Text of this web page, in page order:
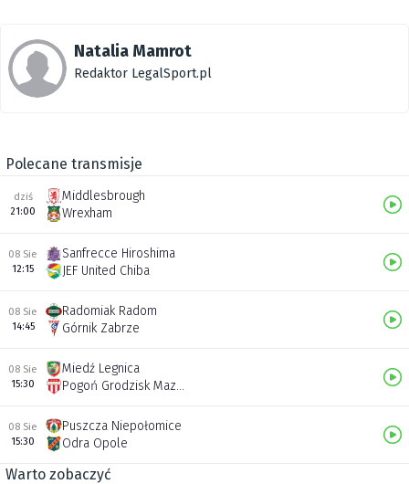
Natalia Mamrot
Redaktor LegalSport.pl
Polecane transmisje
dziś
21:00
Middlesbrough
Wrexham
08 Sie
12:15
Sanfrecce Hiroshima
JEF United Chiba
08 Sie
14:45
Radomiak Radom
Górnik Zabrze
08 Sie
15:30
Miedź Legnica
Pogoń Grodzisk Mazowiecki
08 Sie
15:30
Puszcza Niepołomice
Odra Opole
Warto zobaczyć